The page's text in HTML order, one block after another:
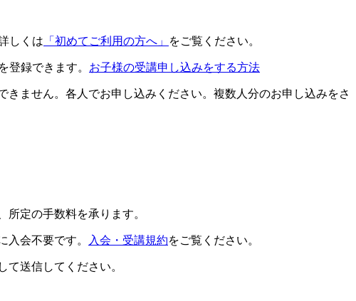
しくは 「初めてご利用の方へ」 をご覧ください。
録できます。 お子様の受講申し込みをする方法
ません。各人でお申し込みください。複数人分のお申し込みをさ
定の手数料を承ります。
会不要です。 入会・受講規約をご覧ください。
送信してください。